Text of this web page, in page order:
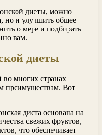
диеты, можно
но и улучшить общее
о мере и подбирать
вам.
диеты
во многих странах
преимуществам. Вот
диета основана на
свежих фруктов,
что обеспечивает